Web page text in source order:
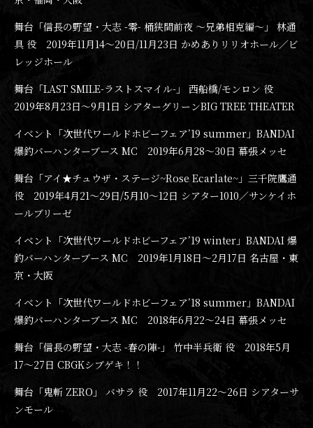
舞台「信長の野望・大志 -零- 桶狭間前夜 ～兄弟相克編～」 林通
具 役 2019年11月14〜20日/11月23日 かめありリリオホール／ビ
レッジホール
舞台「LAST SMILE-ラストスマイル-」 西船橋/モンロン 役
2019年8月23日〜9月1日 シアターグリーンBIG TREE THEATER
イベント「次世代ワールドホビーフェア’19 summer」BANDAI
爆釣バーハンターブース MC 2019年6月28〜30日 幕張メッセ
舞台「アイ★チュウザ・ステージ~Rose Ecarlate~」三千院鷹通
役 2019年4月21〜29日/5月10〜12日 シアター1010／サンケイホ
ールブリーゼ
イベント「次世代ワールドホビーフェア’19 winter」BANDAI 爆
釣バーハンターブース MC 2019年1月18日〜2月17日 名古屋・東
京・大阪
イベント「次世代ワールドホビーフェア’18 summer」BANDAI
爆釣バーハンターブース MC 2018年6月22〜24日 幕張メッセ
舞台「信長の野望・大志 -春の陣-」 竹中半兵衛 役 2018年5月
17〜27日 CBGKシブゲキ！！
舞台「鬼斬 ZERO」 バサラ 役 2017年11月22〜26日 シアターサ
ンモール